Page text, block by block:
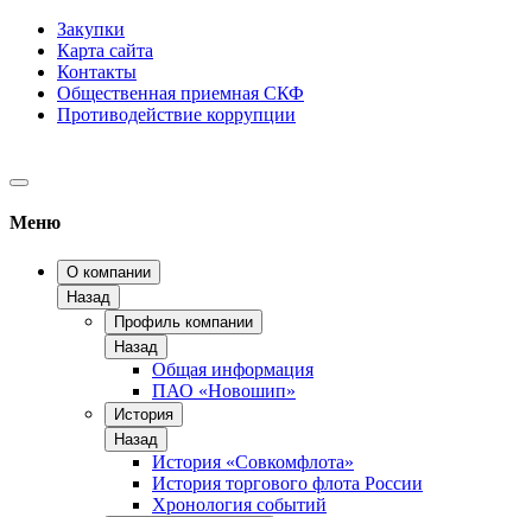
Закупки
Карта сайта
Контакты
Общественная приемная СКФ
Противодействие коррупции
Меню
О компании
Назад
Профиль компании
Назад
Общая информация
ПАО «Новошип»
История
Назад
История «Совкомфлота»
История торгового флота России
Хронология событий